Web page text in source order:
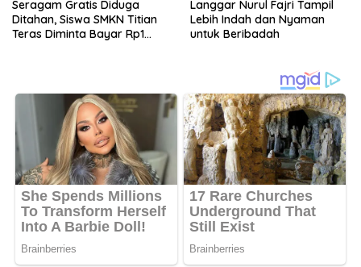
Seragam Gratis Diduga
Ditahan, Siswa SMKN Titian
Teras Diminta Bayar Rp1
Langgar Nurul Fajri Tampil
Lebih Indah dan Nyaman
untuk Beribadah